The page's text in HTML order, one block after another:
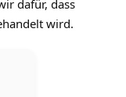
dafür, dass
wird.